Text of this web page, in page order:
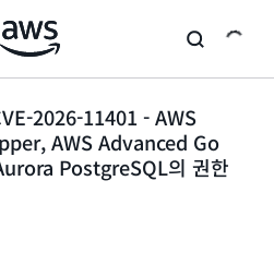
2026-11401 - AWS
AWS Advanced Go
PostgreSQL의 권한